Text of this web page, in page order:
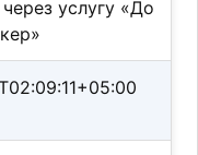
услугу «До